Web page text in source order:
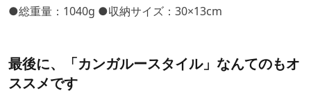
●総重量：1040g ●収納サイズ：30×13cm
最後に、「カンガルースタイル」なんてのもオ
ススメです